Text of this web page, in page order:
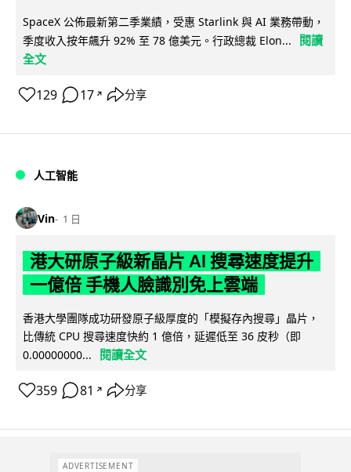
SpaceX 公佈最新第二季業績，受惠 Starlink 與 AI 業務帶動，
季度收入按年飆升 92% 至 78 億美元。行政總裁 Elon...
閱讀
全文
129 17 ↗ 分享
人工智能
Vin 1 日
港大研原子級新晶片 AI 搜尋速度提升
一億倍 手機人臉識別免上雲端
香港大學團隊成功研發原子級厚度的「模擬存內搜尋」晶片，
比傳統 CPU 搜尋速度快約 1 億倍，延遲低至 36 皮秒（即
0.00000000...
閱讀全文
359 81 ↗ 分享
ADVERTISEMENT